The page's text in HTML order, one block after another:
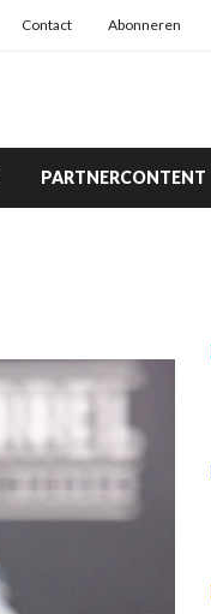
Contact Abonneren
PARTNERCONTENT